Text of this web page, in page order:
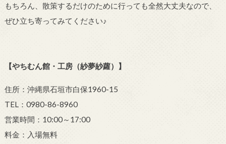
もちろん、散策するだけのために行っても全然大丈夫なので、
ぜひ立ち寄ってみてください♪
【やちむん館・工房（紗夢紗蘿）】
住所：沖縄県石垣市白保1960-15
TEL：0980-86-8960
営業時間：10:00～17:00
料金：入場無料